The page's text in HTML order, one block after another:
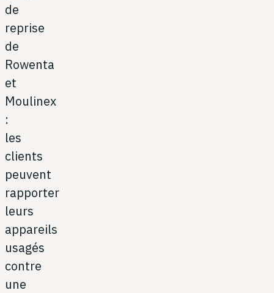
de
reprise
de
Rowenta
et
Moulinex
:
les
clients
peuvent
rapporter
leurs
appareils
usagés
contre
une